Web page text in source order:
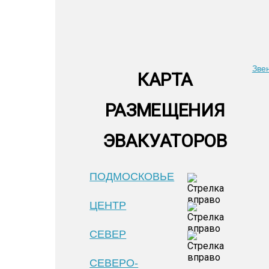
КАРТА
РАЗМЕЩЕНИЯ
ЭВАКУАТОРОВ
ПОДМОСКОВЬЕ
ЦЕНТР
СЕВЕР
СЕВЕРО-